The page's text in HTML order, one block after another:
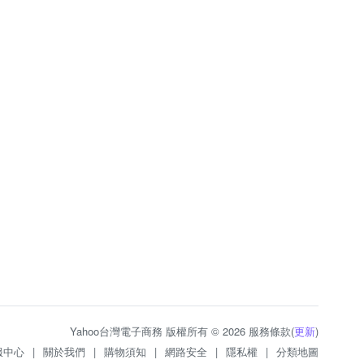
Yahoo台灣電子商務 版權所有 © 2026 服務條款(更新)
中心 | 關於我們 | 購物須知 | 網路安全 | 隱私權 | 分類地圖